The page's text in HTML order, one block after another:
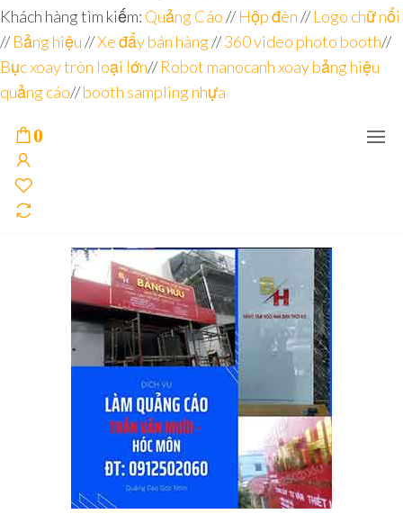
Đơn vị
chuyên
sâu – 8
năm
kinh
nghiệm
Góc
Nhìn
Agency –
nhà sản
xuất
POSM,
Quầy
Sampling,
Booth
trưng
bày, tủ
trưng
bày… tại
Tp.Hồ
Khách hàng tìm kiếm: Quảng Cáo//Hộp đèn//Logo chữ nổi
//Bảng hiệu//Xe đẩy bán hàng//360 video photo booth//
Bục xoay tròn loại lớn//Robot manocanh xoay bảng hiệu
quảng cáo//booth sampling nhựa
0